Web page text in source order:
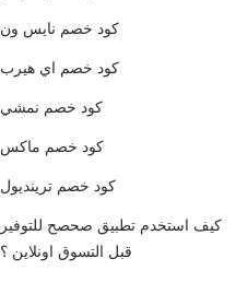
كود خصم نايس ون
كود خصم اي هيرب
كود خصم نمشي
كود خصم ماكس
كود خصم ترينديول
كيف استخدم تطبيق صحصح للتوفير
قبل التسوق اونلاين ؟